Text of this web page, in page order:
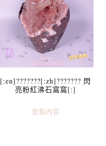
[:en]???????[:zh]??????? 閃
亮粉紅沸石窩窩[:]
查看內容